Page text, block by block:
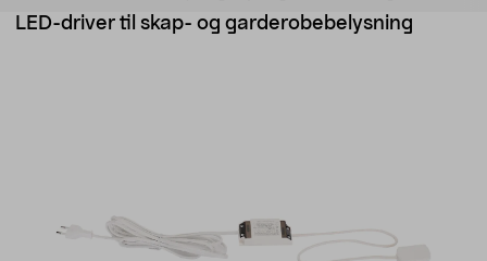
LED-driver til skap- og garderobebelysning